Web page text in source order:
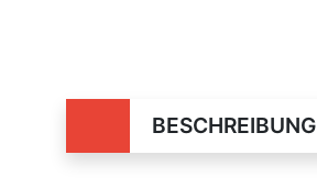
BESCHREIBUNG